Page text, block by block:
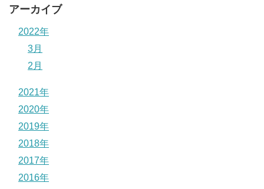
アーカイブ
2022年
3月
2月
2021年
2020年
2019年
2018年
2017年
2016年